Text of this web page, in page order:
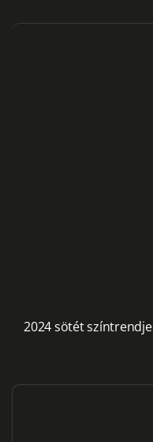
2024 sötét színtrendje